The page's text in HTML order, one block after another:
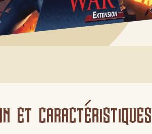
et caractéristiques